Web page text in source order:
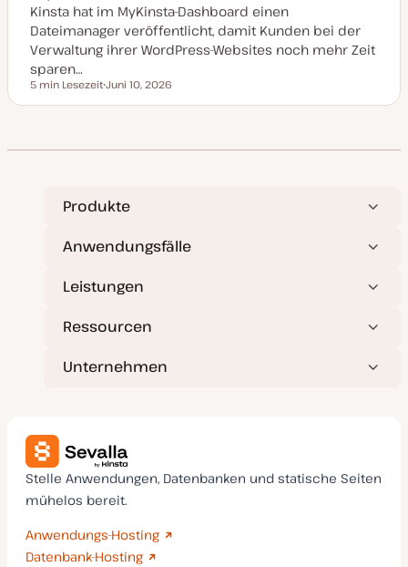
a
i
s
r
t
Kinsta hat im MyKinsta-Dashboard einen
Dateimanager veröffentlicht, damit Kunden bei der
Verwaltung ihrer WordPress-Websites noch mehr Zeit
sparen…
Lesezeit
5 min Lesezeit
a
a
a
l
i
t
Juni 10, 2026
Produkte
Anwendungsfälle
Leistungen
Ressourcen
Unternehmen
Stelle Anwendungen, Datenbanken und statische Seiten
mühelos bereit.
Anwendungs-Hosting
Datenbank-Hosting